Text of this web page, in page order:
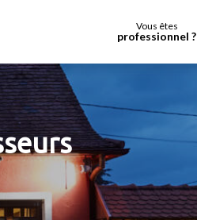
Vous êtes
professionnel ?